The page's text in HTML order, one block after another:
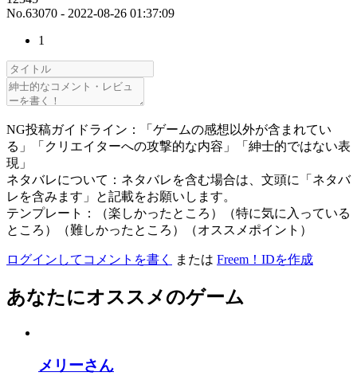
No.63070 - 2022-08-26 01:37:09
1
NG投稿ガイドライン：「ゲームの感想以外が含まれてい
る」「クリエイターへの攻撃的な内容」「紳士的ではない表
現」
ネタバレについて：ネタバレを含む場合は、文頭に「ネタバ
レを含みます」と記載をお願いします。
テンプレート：（楽しかったところ）（特に気に入っている
ところ）（難しかったところ）（オススメポイント）
ログインしてコメントを書く または Freem！IDを作成
あなたにオススメのゲーム
メリーさん